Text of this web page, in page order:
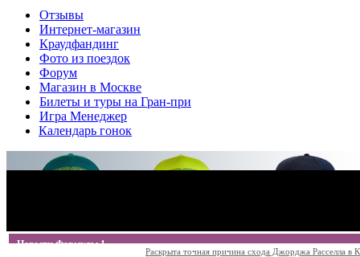
Отзывы
Интернет-магазин
Краудфандинг
Фото из поездок
Форум
Магазин в Москве
Билеты и туры на Гран-при
Игра Менеджер
Календарь гонок
Новости Формулы 1
Раскрыта точная причина схода Джорджа Расселла в